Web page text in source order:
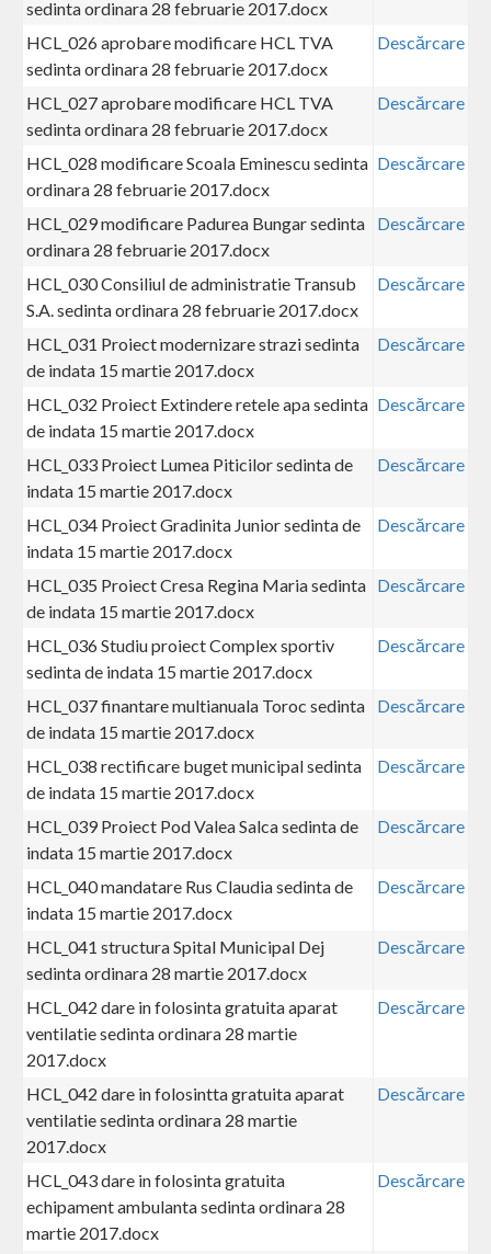
sedinta ordinara 28 februarie 2017.docx
HCL_026 aprobare modificare HCL TVA
sedinta ordinara 28 februarie 2017.docx
Descărcare
HCL_027 aprobare modificare HCL TVA
sedinta ordinara 28 februarie 2017.docx
Descărcare
HCL_028 modificare Scoala Eminescu sedinta
ordinara 28 februarie 2017.docx
Descărcare
HCL_029 modificare Padurea Bungar sedinta
ordinara 28 februarie 2017.docx
Descărcare
HCL_030 Consiliul de administratie Transub
S.A. sedinta ordinara 28 februarie 2017.docx
Descărcare
HCL_031 Proiect modernizare strazi sedinta
de indata 15 martie 2017.docx
Descărcare
HCL_032 Proiect Extindere retele apa sedinta
de indata 15 martie 2017.docx
Descărcare
HCL_033 Proiect Lumea Piticilor sedinta de
indata 15 martie 2017.docx
Descărcare
HCL_034 Proiect Gradinita Junior sedinta de
indata 15 martie 2017.docx
Descărcare
HCL_035 Proiect Cresa Regina Maria sedinta
de indata 15 martie 2017.docx
Descărcare
HCL_036 Studiu proiect Complex sportiv
sedinta de indata 15 martie 2017.docx
Descărcare
HCL_037 finantare multianuala Toroc sedinta
de indata 15 martie 2017.docx
Descărcare
HCL_038 rectificare buget municipal sedinta
de indata 15 martie 2017.docx
Descărcare
HCL_039 Proiect Pod Valea Salca sedinta de
indata 15 martie 2017.docx
Descărcare
HCL_040 mandatare Rus Claudia sedinta de
indata 15 martie 2017.docx
Descărcare
HCL_041 structura Spital Municipal Dej
sedinta ordinara 28 martie 2017.docx
Descărcare
HCL_042 dare in folosinta gratuita aparat
ventilatie sedinta ordinara 28 martie
2017.docx
Descărcare
HCL_042 dare in folosintta gratuita aparat
ventilatie sedinta ordinara 28 martie
2017.docx
Descărcare
HCL_043 dare in folosinta gratuita
echipament ambulanta sedinta ordinara 28
martie 2017.docx
Descărcare